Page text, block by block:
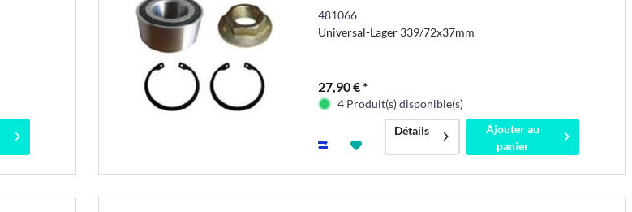
481066
Universal-Lager 339/72x37mm
27,90 € *
4 Produit(s) disponible(s)
Détails
Ajouter au
panier